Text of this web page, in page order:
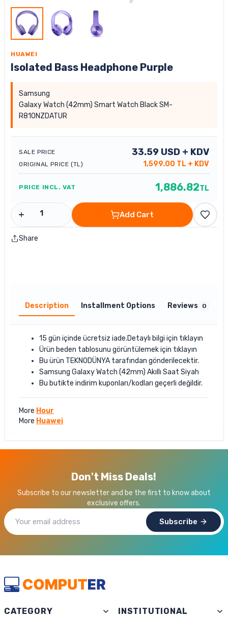
HUAWEI
Isolated Bass Headphone Purple
Samsung
Galaxy Watch (42mm) Smart Watch Black SM-
R810NZDATUR
SALE PRICE 33.59 USD + KDV
ORIGINAL PRICE (TL) 1,599.00 TL + KDV
PRICE INCL. VAT 1,886.82TL
Add Cart
Share
Description Installment Options Reviews 0
15 gün içinde ücretsiz iade.Detaylı bilgi için tıklayın
Ürün beden tablosunu görüntülemek için tıklayın
Bu ürün TEKNODÜNYA tarafından gönderilecektir.
Samsung Galaxy Watch (42mm) Akıllı Saat Siyah
Bu butikte indirim kuponları/kodları geçerli değildir.
More Hour
More Huawei
Don't Miss Deals!
Subscribe to our newsletter and be the first to know about
exclusive offers.
Subscribe
CATEGORY INSTITUTIONAL